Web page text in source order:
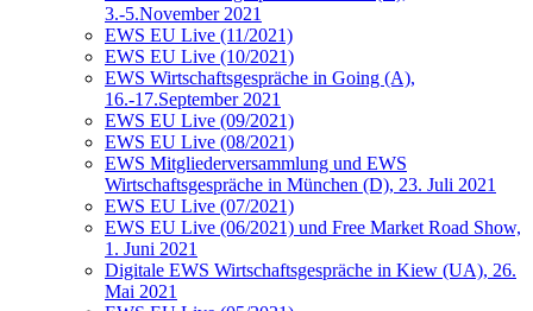
3.-5.November 2021
EWS EU Live (11/2021)
EWS EU Live (10/2021)
EWS Wirtschaftsgespräche in Going (A),
16.-17.September 2021
EWS EU Live (09/2021)
EWS EU Live (08/2021)
EWS Mitgliederversammlung und EWS
Wirtschaftsgespräche in München (D), 23. Juli 2021
EWS EU Live (07/2021)
EWS EU Live (06/2021) und Free Market Road Show,
1. Juni 2021
Digitale EWS Wirtschaftsgespräche in Kiew (UA), 26.
Mai 2021